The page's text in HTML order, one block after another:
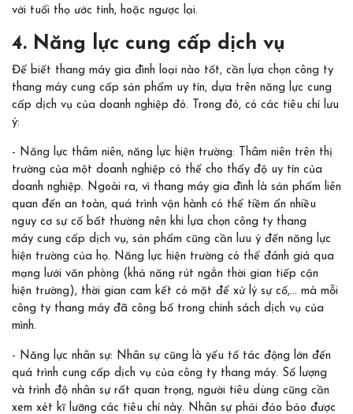
với tuổi thọ ước tính, hoặc ngược lại.
4. Năng lực cung cấp dịch vụ
Để biết thang máy gia đình loại nào tốt, cần lựa chọn công ty
thang máy cung cấp sản phẩm uy tín, dựa trên năng lực cung
cấp dịch vụ của doanh nghiệp đó. Trong đó, có các tiêu chí lưu
ý:
- Năng lực thâm niên, năng lực hiện trường: Thâm niên trên thị
trường của một doanh nghiệp có thể cho thấy độ uy tín của
doanh nghiệp. Ngoài ra, vì thang máy gia đình là sản phẩm liên
quan đến an toàn, quá trình vận hành có thể tiềm ẩn nhiều
nguy cơ sự cố bất thường nên khi lựa chọn công ty thang
máy cung cấp dịch vụ, sản phẩm cũng cần lưu ý đến năng lực
hiện trường của họ. Năng lực hiện trường có thể đánh giá qua
mạng lưới văn phòng (khả năng rút ngắn thời gian tiếp cận
hiện trường), thời gian cam kết có mặt để xử lý sự cố,… mà mỗi
công ty thang máy đã công bố trong chính sách dịch vụ của
mình.
- Năng lực nhân sự: Nhân sự cũng là yếu tố tác động lớn đến
quá trình cung cấp dịch vụ của công ty thang máy. Số lượng
và trình độ nhân sự rất quan trọng, người tiêu dùng cũng cần
xem xét kĩ lưỡng các tiêu chí này. Nhân sự phải đảo bảo được